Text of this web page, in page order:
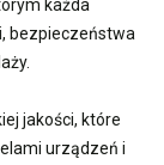
każda
bezpieczeństwa
jakości, które
urządzeń i